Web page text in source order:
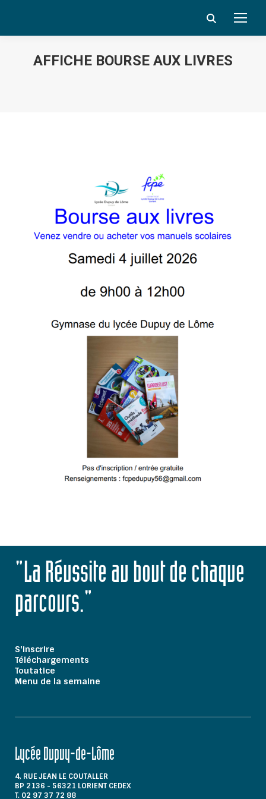
Search:
AFFICHE BOURSE AUX LIVRES
"La Réussite au bout de chaque
parcours."
S'inscrire
Téléchargements
Toutatice
Menu de la semaine
Lycée Dupuy-de-Lôme
4, RUE JEAN LE COUTALLER
BP 2136 - 56321 LORIENT CEDEX
T. 02 97 37 72 88